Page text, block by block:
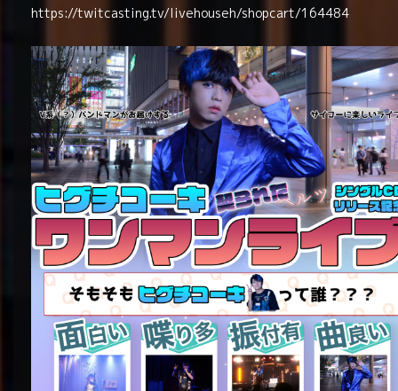
https://twitcasting.tv/livehouseh/shopcart/164484